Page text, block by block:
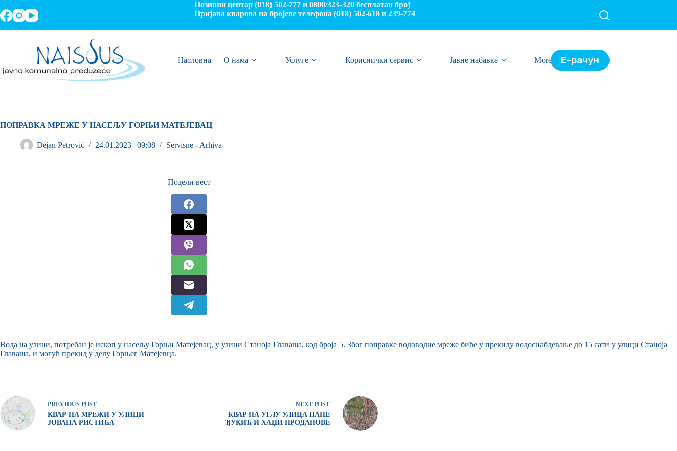
Позивни центар (018) 502-777 и 0800/323-320 бесплатан број
Пријава кварова на бројеве телефона (018) 502-618 и 239-774
Насловна О нама Услуге Кориснички сервис Јавне набавке More Е-рачун
ПОПРАВКА МРЕЖЕ У НАСЕЉУ ГОРЊИ МАТЕЈЕВАЦ
Dejan Petrović 24.01.2023 | 09:08 Servisne - Arhiva
Подели вест
Вода на улици, потребан је ископ у насељу Горњи Матејевац, у улици Станоја Главаша, код броја 5. Због поправке водоводне мреже биће у прекиду водоснабдевање до 15 сати у улици Станоја
Главаша, и могућ прекид у делу Горњег Матејевца.
PREVIOUS POST
КВАР НА МРЕЖИ У УЛИЦИ
ЈОВАНА РИСТИЋА
NEXT POST
КВАР НА УГЛУ УЛИЦА ПАНЕ
ЂУКИЋ И ХАЏИ ПРОДАНОВЕ